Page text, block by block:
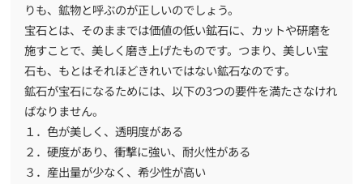
りも、鉱物と呼ぶのが正しいのでしょう。
宝石とは、そのままでは価値の低い鉱石に、カットや研磨を
施すことで、美しく磨き上げたものです。つまり、美しい宝
石も、もとはそれほどきれいではない鉱石なのです。
鉱石が宝石になるためには、以下の3つの要件を満たさなけれ
ばなりません。
１．色が美しく、透明度がある
２．硬度があり、衝撃に強い、耐火性がある
３．産出量が少なく、希少性が高い